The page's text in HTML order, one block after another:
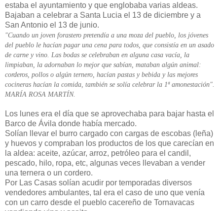
estaba el ayuntamiento y que englobaba varias aldeas.
Bajaban a celebrar a Santa Lucia el 13 de diciembre y a
San Antonio el 13 de junio.
"Cuando un joven forastero pretendía a una moza del pueblo, los jóvenes
del pueblo le hacían pagar una cena para todos, que consistía en un asado
de carne y vino. Las bodas se celebraban en alguna casa vacía, la
limpiaban, la adornaban lo mejor que sabían, mataban algún animal:
corderos, pollos o algún ternero, hacían pastas y bebida y las mejores
cocineras hacían la comida, también se solía celebrar la 1ª amonestación".
MARÍA ROSA MARTÍN.
Los lunes era el día que se aprovechaba para bajar hasta el
Barco de Ávila donde había mercado.
Solían llevar el burro cargado con cargas de escobas (leña)
y huevos y compraban los productos de los que carecían en
la aldea: aceite, azúcar, arroz, petróleo para el candil,
pescado, hilo, ropa, etc, algunas veces llevaban a vender
una ternera o un cordero.
Por Las Casas solían acudir por temporadas diversos
vendedores ambulantes, tal era el caso de uno que venía
con un carro desde el pueblo cacereño de Tornavacas